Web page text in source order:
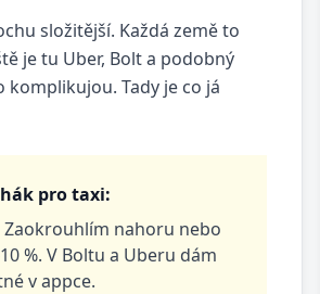
složitější. Každá země to
je tu Uber, Bolt a podobný
komplikujou. Tady je co já
pro taxi:
Zaokrouhlím nahoru nebo
%. V Boltu a Uberu dám
v appce.